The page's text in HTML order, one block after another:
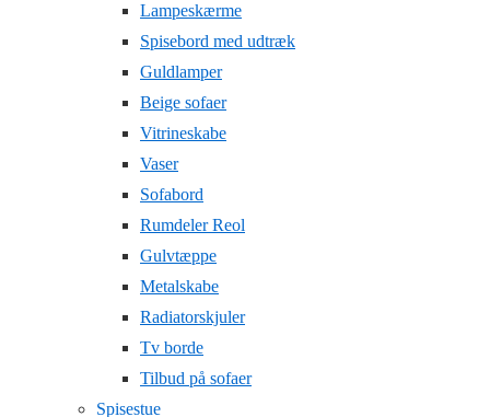
Lampeskærme
Spisebord med udtræk
Guldlamper
Beige sofaer
Vitrineskabe
Vaser
Sofabord
Rumdeler Reol
Gulvtæppe
Metalskabe
Radiatorskjuler
Tv borde
Tilbud på sofaer
Spisestue